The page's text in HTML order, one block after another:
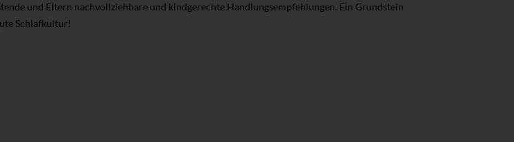
und Eltern nachvollziehbare und kindgerechte Handlungsempfehlungen. Ein Grundstein
Schlafkultur!